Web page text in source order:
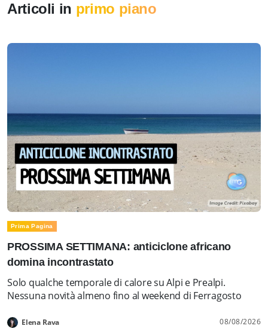
Articoli in primo piano
Prima Pagina
PROSSIMA SETTIMANA: anticiclone africano
domina incontrastato
Solo qualche temporale di calore su Alpi e Prealpi.
Nessuna novità almeno fino al weekend di Ferragosto
Elena Rava 08/08/2026